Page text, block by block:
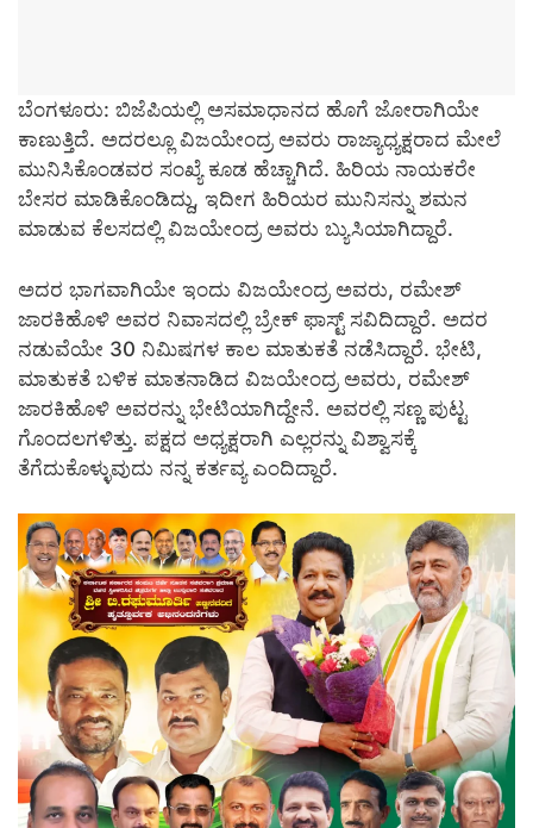
ಬೆಂಗಳೂರು: ಬಿಜೆಪಿಯಲ್ಲಿ ಅಸಮಾಧಾನದ ಹೊಗೆ ಜೋರಾಗಿಯೇ
ಕಾಣುತ್ತಿದೆ. ಅದರಲ್ಲೂ ವಿಜಯೇಂದ್ರ ಅವರು ರಾಜ್ಯಾಧ್ಯಕ್ಷರಾದ ಮೇಲೆ
ಮುನಿಸಿಕೊಂಡವರ ಸಂಖ್ಯೆ ಕೂಡ ಹೆಚ್ಚಾಗಿದೆ. ಹಿರಿಯ ನಾಯಕರೇ
ಬೇಸರ ಮಾಡಿಕೊಂಡಿದ್ದು, ಇದೀಗ ಹಿರಿಯರ ಮುನಿಸನ್ನು ಶಮನ
ಮಾಡುವ ಕೆಲಸದಲ್ಲಿ ವಿಜಯೇಂದ್ರ ಅವರು ಬ್ಯುಸಿಯಾಗಿದ್ದಾರೆ.
ಅದರ ಭಾಗವಾಗಿಯೇ ಇಂದು ವಿಜಯೇಂದ್ರ ಅವರು, ರಮೇಶ್
ಜಾರಕಿಹೊಳಿ ಅವರ ನಿವಾಸದಲ್ಲಿ ಬ್ರೇಕ್ ಫಾಸ್ಟ್ ಸವಿದಿದ್ದಾರೆ. ಅದರ
ನಡುವೆಯೇ 30 ನಿಮಿಷಗಳ ಕಾಲ ಮಾತುಕತೆ ನಡೆಸಿದ್ದಾರೆ. ಭೇಟಿ,
ಮಾತುಕತೆ ಬಳಿಕ ಮಾತನಾಡಿದ ವಿಜಯೇಂದ್ರ ಅವರು, ರಮೇಶ್
ಜಾರಕಿಹೊಳಿ ಅವರನ್ನು ಭೇಟಿಯಾಗಿದ್ದೇನೆ. ಅವರಲ್ಲಿ ಸಣ್ಣ ಪುಟ್ಟ
ಗೊಂದಲಗಳಿತ್ತು. ಪಕ್ಷದ ಅಧ್ಯಕ್ಷರಾಗಿ ಎಲ್ಲರನ್ನು ವಿಶ್ವಾಸಕ್ಕೆ
ತೆಗೆದುಕೊಳ್ಳುವುದು ನನ್ನ ಕರ್ತವ್ಯ ಎಂದಿದ್ದಾರೆ.